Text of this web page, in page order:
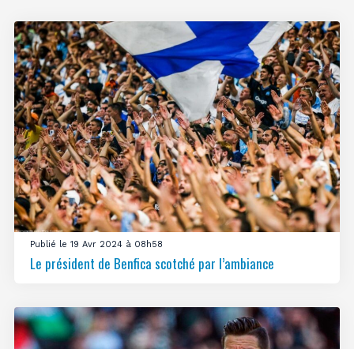
Publié le 19 Avr 2024 à 08h58
Le président de Benfica scotché par l’ambiance